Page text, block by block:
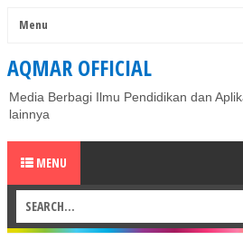
AQMAR OFFICIAL
Media Berbagi Ilmu Pendidikan dan
lainnya
MENU